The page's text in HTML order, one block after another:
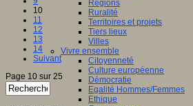
Régions
Ruralité
Territoires et projets
Tiers lieux
Villes
Vivre ensemble
Citoyenneté
Culture européenne
Démocratie
Egalité Hommes/Femmes
Ethique
10
11
12
13
14
Suivant
Page 10 sur 25